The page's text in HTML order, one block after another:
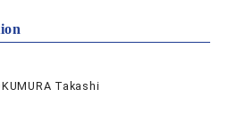
Takashi